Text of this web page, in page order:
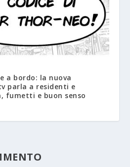
a bordo: la nuova
parla a residenti e
fumetti e buon senso